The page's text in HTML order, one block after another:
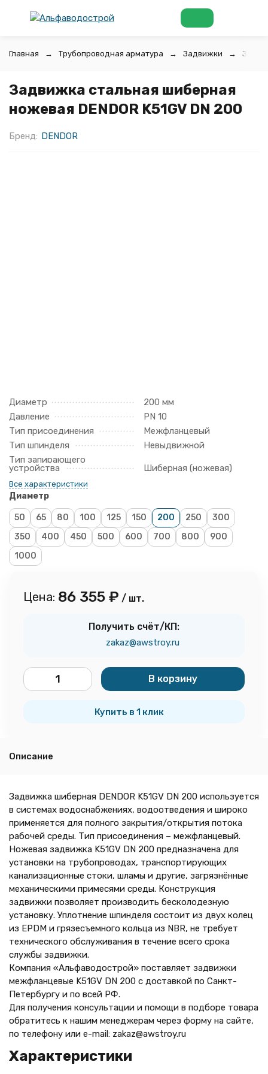
Главная Трубопроводная арматура Задвижки
Задвижка стальная шиберная
ножевая DENDOR K51GV DN 200
Бренд: DENDOR
Диаметр
200 мм
Давление
PN 10
Тип присоединения
Межфланцевый
Тип шпинделя
Невыдвижной
Тип запирающего
устройства Шиберная (ножевая)
Все характеристики
Диаметр
50 65 80 100 125 150 200 250
300
350
400 450 500 600 700 800
900
1000
Цена: 86 355 ₽ / шт.
Получить счёт/КП:
zakaz@awstroy.ru
В корзину
Купить в 1 клик
Описание
Задвижка шиберная DENDOR K51GV DN 200 используется
в системах водоснабжениях, водоотведения и широко
применяется для полного закрытия/открытия потока
рабочей среды. Тип присоединения – межфланцевый.
Ножевая задвижка K51GV DN 200 предназначена для
установки на трубопроводах, транспортирующих
канализационные стоки, шламы и другие, загрязнённые
механическими примесями среды. Конструкция
задвижки позволяет производить бесколодезную
установку. Уплотнение шпинделя состоит из двух колец
из EPDM и грязесъемного кольца из NBR, не требует
технического обслуживания в течение всего срока
службы задвижки.
Компания «Альфаводострой» поставляет задвижки
межфланцевые K51GV DN 200 с доставкой по Санкт-
Петербургу и по всей РФ.
Для получения консультации и помощи в подборе товара
обратитесь к нашим менеджерам через форму на сайте,
по телефону или e-mail: zakaz@awstroy.ru
Характеристики